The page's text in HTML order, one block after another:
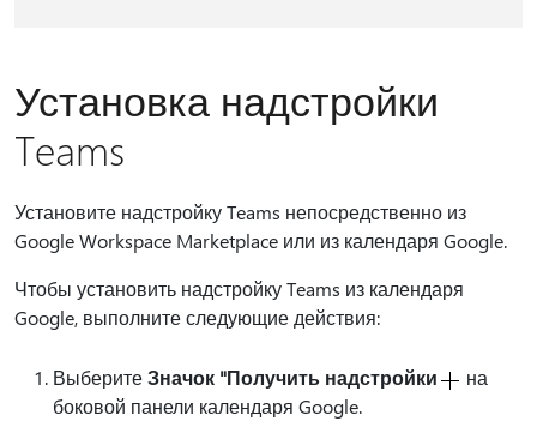
Установка надстройки
Teams
Установите надстройку Teams непосредственно из
Google Workspace Marketplace или из календаря Google.
Чтобы установить надстройку Teams из календаря
Google, выполните следующие действия:
ВыберитеЗначок "Получить надстройки
на
боковой панели календаря Google.